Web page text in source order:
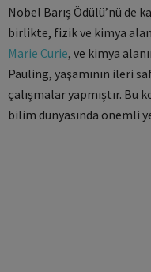
Nobel Barış Ödülü’nü de
birlikte, fizik ve kimya
Marie Curie, ve kimya
Pauling, yaşamının ileri
çalışmalar yapmıştır. Bu
bilim dünyasında önemli